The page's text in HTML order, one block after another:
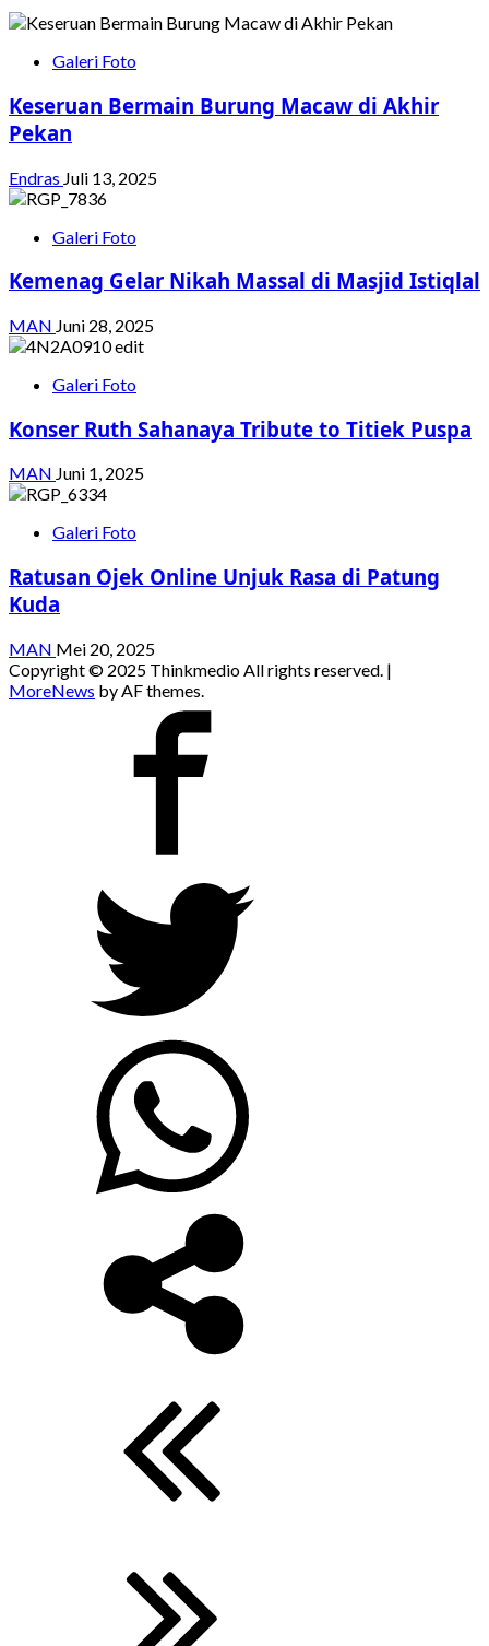
Galeri Foto
Keseruan Bermain Burung Macaw di Akhir
Pekan
Endras Juli 13, 2025
Galeri Foto
Kemenag Gelar Nikah Massal di Masjid Istiqlal
MAN Juni 28, 2025
Galeri Foto
Konser Ruth Sahanaya Tribute to Titiek Puspa
MAN Juni 1, 2025
Galeri Foto
Ratusan Ojek Online Unjuk Rasa di Patung
Kuda
MAN Mei 20, 2025
Copyright © 2025 Thinkmedio All rights reserved. |
MoreNews by AF themes.